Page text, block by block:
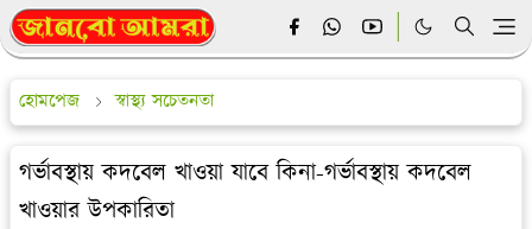
হোমপেজ স্বাস্থ্য সচেতনতা
গর্ভাবস্থায় কদবেল খাওয়া যাবে কিনা-গর্ভাবস্থায় কদবেল
খাওয়ার উপকারিতা